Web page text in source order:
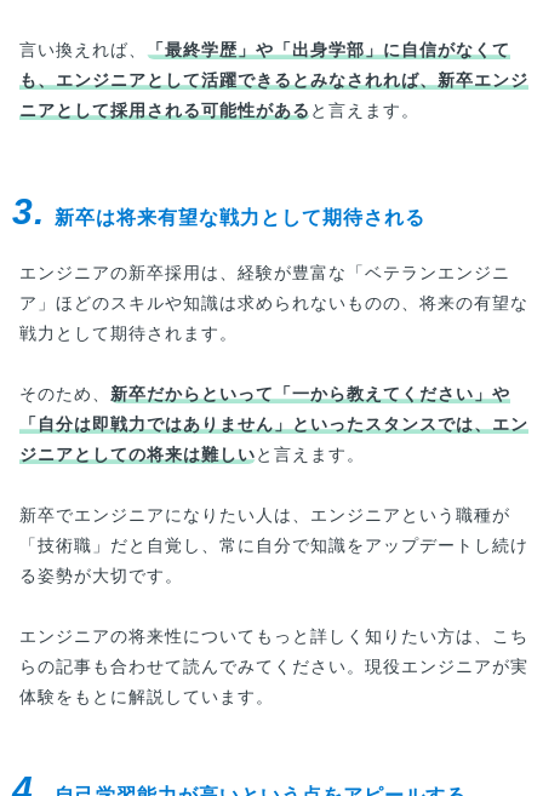
言い換えれば、
「最終学歴」や「出身学部」に自信がなくて
も、エンジニアとして活躍できるとみなされれば、新卒エンジ
ニアとして採用される可能性がある と言えます。
3. 新卒は将来有望な戦力として期待される
エンジニアの新卒採用は、経験が豊富な「ベテランエンジニ
ア」ほどのスキルや知識は求められないものの、将来の有望な
戦力として期待されます。
そのため、 新卒だからといって「一から教えてください」や
「自分は即戦力ではありません」といったスタンスでは、エン
ジニアとしての将来は難しいと言えます。
新卒でエンジニアになりたい人は、エンジニアという職種が
「技術職」だと自覚し、常に自分で知識をアップデートし続け
る姿勢が大切です。
エンジニアの将来性についてもっと詳しく知りたい方は、こち
らの記事も合わせて読んでみてください。現役エンジニアが実
体験をもとに解説しています。